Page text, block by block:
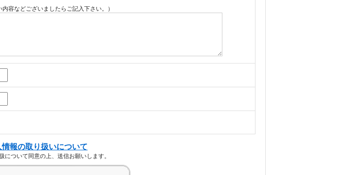
容などございましたらご記入下さい。）
情報の取り扱いについて
について同意の上、送信お願いします。